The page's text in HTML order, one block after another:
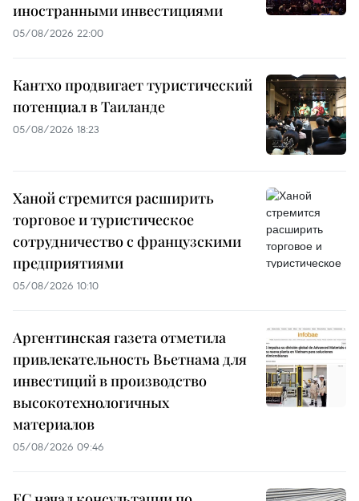
иностранными инвестициями
05/08/2026 22:00
Кантхо продвигает туристический
потенциал в Таиланде
05/08/2026 18:23
Ханой стремится расширить
торговое и туристическое
сотрудничество с французскими
предприятиями
05/08/2026 10:10
Аргентинская газета отметила
привлекательность Вьетнама для
инвестиций в производство
высокотехнологичных
материалов
05/08/2026 09:46